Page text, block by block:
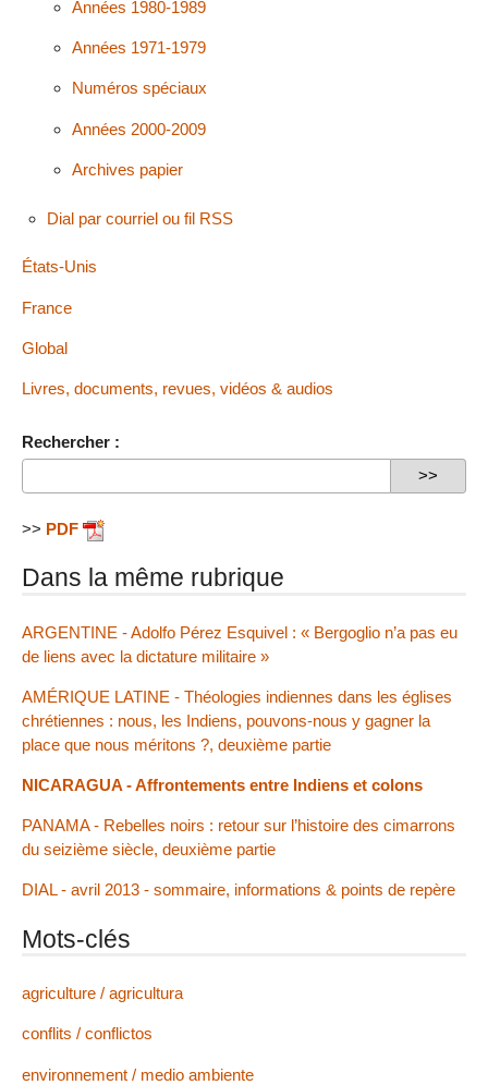
Années 1980-1989
Années 1971-1979
Numéros spéciaux
Années 2000-2009
Archives papier
Dial par courriel ou fil RSS
États-Unis
France
Global
Livres, documents, revues, vidéos & audios
Rechercher :
>> PDF
Dans la même rubrique
ARGENTINE - Adolfo Pérez Esquivel : « Bergoglio n’a pas eu
de liens avec la dictature militaire »
AMÉRIQUE LATINE - Théologies indiennes dans les églises
chrétiennes : nous, les Indiens, pouvons-nous y gagner la
place que nous méritons ?, deuxième partie
NICARAGUA - Affrontements entre Indiens et colons
PANAMA - Rebelles noirs : retour sur l’histoire des cimarrons
du seizième siècle, deuxième partie
DIAL - avril 2013 - sommaire, informations & points de repère
Mots-clés
agriculture / agricultura
conflits / conflictos
environnement / medio ambiente